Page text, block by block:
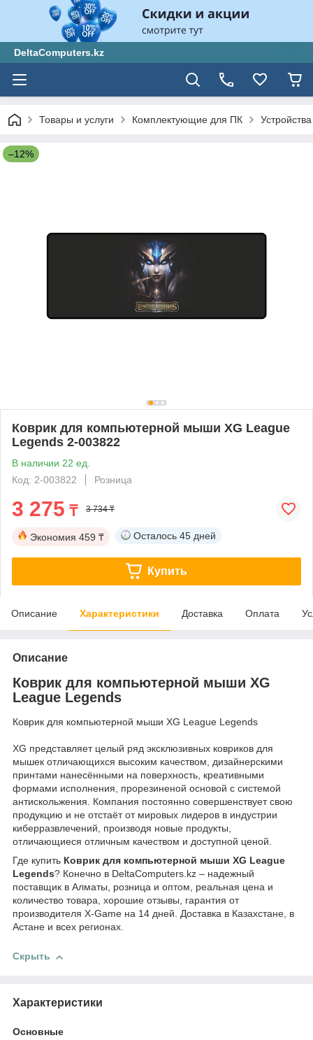
DeltaComputers.kz
Товары и услуги Комплектующие для ПК
–12%
Коврик для компьютерной мыши XG League
Legends 2-003822
В наличии 22 ед.
Код: 2-003822
Розница
3 275 ₸ 3 734 ₸
Экономия 459 ₸ Осталось 45 дней
Купить
Описание Характеристики Доставка Оплата
Описание
Коврик для компьютерной мыши XG
League Legends
Коврик для компьютерной мыши XG League Legends
XG представляет целый ряд эксклюзивных ковриков для
мышек отличающихся высоким качеством, дизайнерскими
принтами нанесёнными на поверхность, креативными
формами исполнения, прорезиненой основой с системой
антискольжения. Компания постоянно совершенствует свою
продукцию и не отстаёт от мировых лидеров в индустрии
киберразвлечений, производя новые продукты,
отличающиеся отличным качеством и доступной ценой.
Где купить Коврик для компьютерной мыши XG League
Legends? Конечно в DeltaComputers.kz – надежный
поставщик в Алматы, розница и оптом, реальная цена и
количество товара, хорошие отзывы, гарантия от
производителя X-Game на 14 дней. Доставка в Казахстане, в
Астане и всех регионах.
Скрыть
Характеристики
Основные